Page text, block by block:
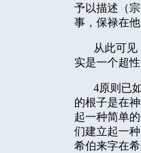
予以描述（
事，保禄在
从此可
实是一个超
4原则已
的根子是在
起一种简单
们建立起一
希伯来字在